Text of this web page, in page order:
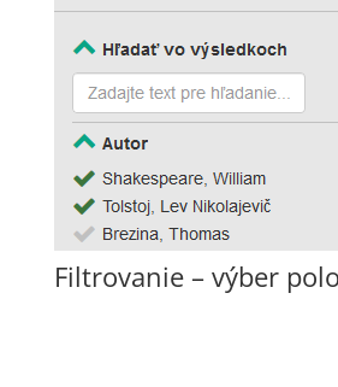
Filtrovanie – výber